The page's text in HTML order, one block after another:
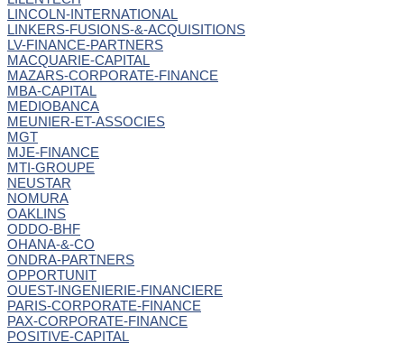
LINCOLN-INTERNATIONAL
LINKERS-FUSIONS-&-ACQUISITIONS
LV-FINANCE-PARTNERS
MACQUARIE-CAPITAL
MAZARS-CORPORATE-FINANCE
MBA-CAPITAL
MEDIOBANCA
MEUNIER-ET-ASSOCIES
MGT
MJE-FINANCE
MTI-GROUPE
NEUSTAR
NOMURA
OAKLINS
ODDO-BHF
OHANA-&-CO
ONDRA-PARTNERS
OPPORTUNIT
OUEST-INGENIERIE-FINANCIERE
PARIS-CORPORATE-FINANCE
PAX-CORPORATE-FINANCE
POSITIVE-CAPITAL